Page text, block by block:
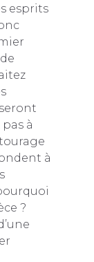
esprits
à
à
?